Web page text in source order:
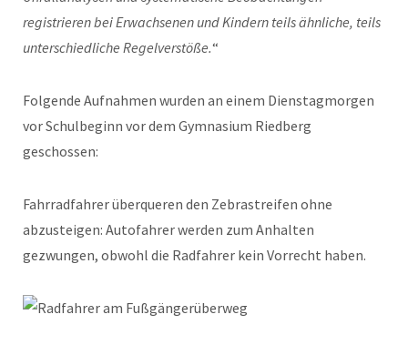
registrieren bei Erwachsenen und Kindern teils ähnliche, teils
unterschiedliche Regelverstöße.“
Folgende Aufnahmen wurden an einem Dienstagmorgen
vor Schulbeginn vor dem Gymnasium Riedberg
geschossen:
Fahrradfahrer überqueren den Zebrastreifen ohne
abzusteigen: Autofahrer werden zum Anhalten
gezwungen, obwohl die Radfahrer kein Vorrecht haben.